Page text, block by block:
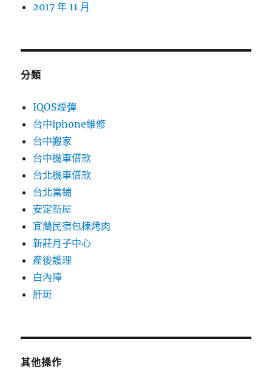
2017 年 11 月
分類
IQOS煙彈
台中iphone維修
台中搬家
台中機車借款
台北機車借款
台北當鋪
安定新屋
宜蘭民宿包棟烤肉
新莊月子中心
產後護理
白內障
肝斑
其他操作